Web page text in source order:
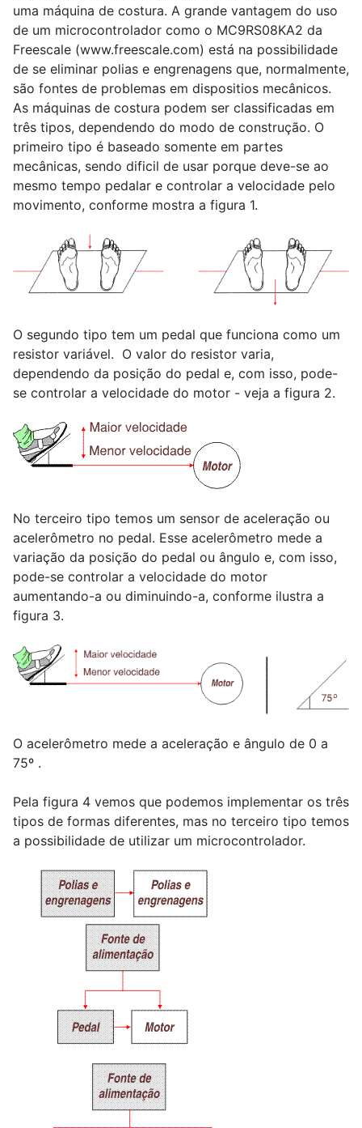
uma máquina de costura. A grande vantagem do uso
de um microcontrolador como o MC9RS08KA2 da
Freescale (www.freescale.com) está na possibilidade
de se eliminar polias e engrenagens que, normalmente,
são fontes de problemas em dispositios mecânicos.
As máquinas de costura podem ser classificadas em
três tipos, dependendo do modo de construção. O
primeiro tipo é baseado somente em partes
mecânicas, sendo dificil de usar porque deve-se ao
mesmo tempo pedalar e controlar a velocidade pelo
movimento, conforme mostra a figura 1.
O segundo tipo tem um pedal que funciona como um
resistor variável. O valor do resistor varia,
dependendo da posição do pedal e, com isso, pode-
se controlar a velocidade do motor - veja a figura 2.
No terceiro tipo temos um sensor de aceleração ou
acelerômetro no pedal. Esse acelerômetro mede a
variação da posição do pedal ou ângulo e, com isso,
pode-se controlar a velocidade do motor
aumentando-a ou diminuindo-a, conforme ilustra a
figura 3.
O acelerômetro mede a aceleração e ângulo de 0 a
75º .
Pela figura 4 vemos que podemos implementar os três
tipos de formas diferentes, mas no terceiro tipo temos
a possibilidade de utilizar um microcontrolador.